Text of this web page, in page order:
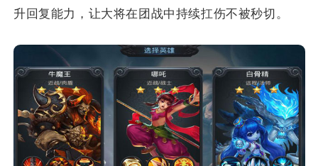
升回复能力，让大将在团战中持续扛伤不被秒切。